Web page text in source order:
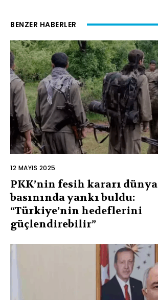
BENZER HABERLER
12 MAYIS 2025
PKK’nin fesih kararı dünya
basınında yankı buldu:
“Türkiye’nin hedeflerini
güçlendirebilir”